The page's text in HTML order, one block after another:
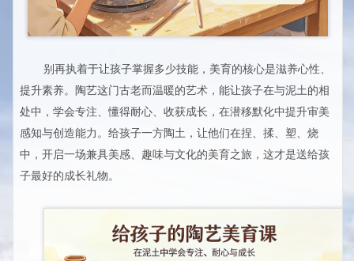
别再执着于让孩子掌握多少技能，美育的核心是滋养心性、
提升素养。陶艺这门古老而温暖的艺术，能让孩子在与泥土的相
处中，学会专注、懂得耐心、收获成长，在潜移默化中提升审美
感知与创造能力。给孩子一方陶土，让他们在捏、揉、塑、烧
中，开启一场兼具美感、趣味与文化的美育之旅，这才是送给孩
子最好的成长礼物。